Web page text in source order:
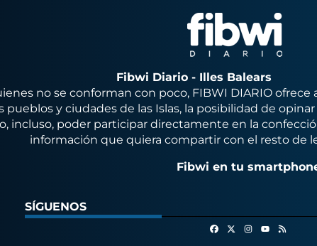
Fibwi Diario - Illes Balears
no se conforman con poco, FIBWI DIARIO
pueblos y ciudades de las Islas, la posibilidad de
incluso, poder participar directamente en la
información que quiera compartir con el resto de
Fibwi en tu
SÍGUENOS
FacebookInstagram